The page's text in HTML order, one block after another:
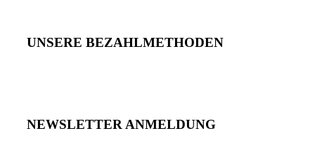
UNSERE BEZAHLMETHODEN
NEWSLETTER ANMELDUNG